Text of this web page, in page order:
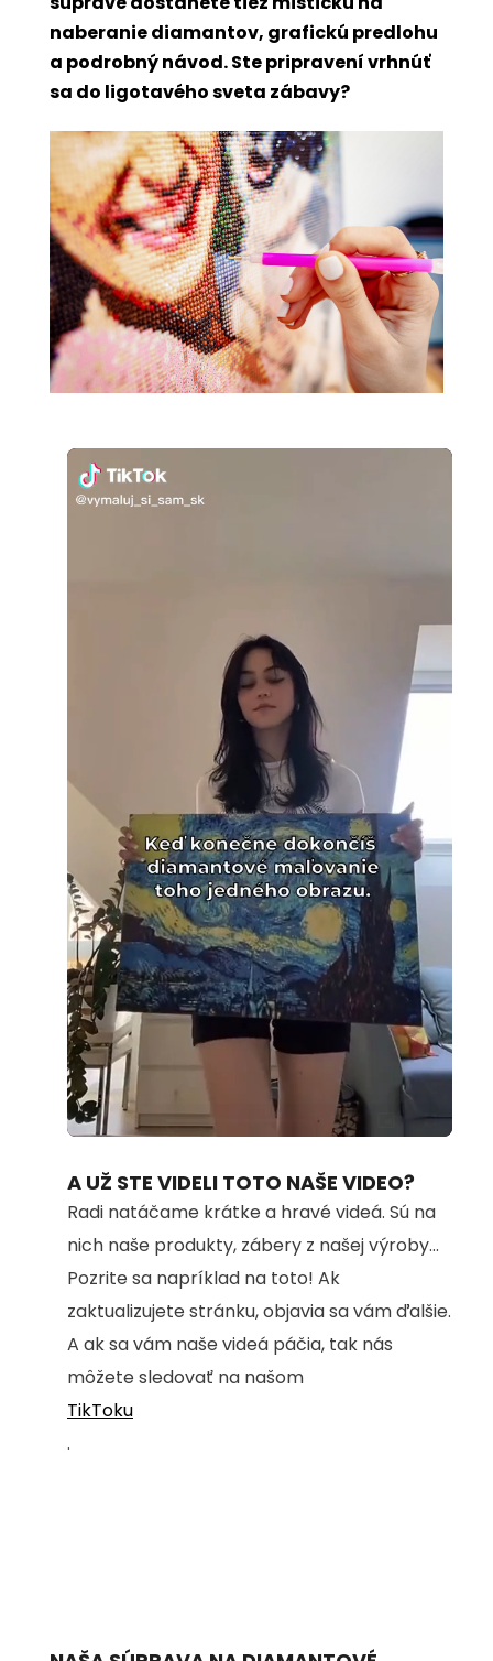
naberanie diamantov, grafickú predlohu
a podrobný návod. Ste pripravení vrhnúť
sa do ligotavého sveta zábavy?
Unmute
100.00%
A UŽ STE VIDELI TOTO NAŠE VIDEO?
Radi natáčame krátke a hravé videá. Sú na
nich naše produkty, zábery z našej výroby...
Pozrite sa napríklad na toto! Ak
zaktualizujete stránku, objavia sa vám ďalšie.
A ak sa vám naše videá páčia, tak nás
môžete sledovať na našom
TikToku
.